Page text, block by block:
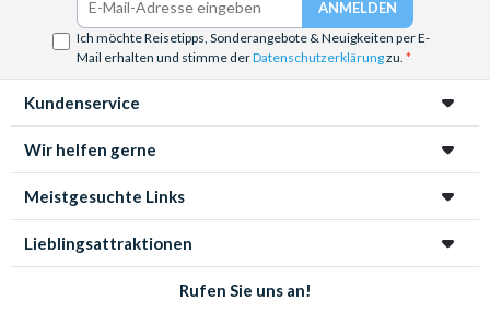
Ich möchte Reisetipps, Sonderangebote & Neuigkeiten per E-
Mail erhalten und stimme derDatenschutzerklärungzu.
Kundenservice
Wir helfen gerne
Meistgesuchte Links
Lieblingsattraktionen
Rufen Sie uns an!